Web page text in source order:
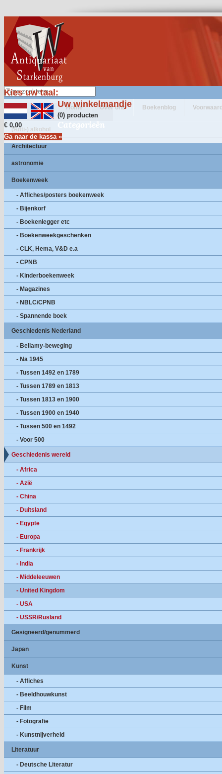
Kies uw taal:
Uw winkelmandje
(0) producten
€ 0,00
Ga naar de kassa »
Home Over ons Boekenblog
Categorieën
(Anti-) alkohol
Architectuur
astronomie
Boekenweek
- Affiches/posters boekenweek
- Bijenkorf
- Boekenlegger etc
- Boekenweekgeschenken
- CLK, Hema, V&D e.a
- CPNB
- Kinderboekenweek
- Magazines
- NBLC/CPNB
- Spannende boek
Geschiedenis Nederland
- Bellamy-beweging
- Na 1945
- Tussen 1492 en 1789
- Tussen 1789 en 1813
- Tussen 1813 en 1900
- Tussen 1900 en 1940
- Tussen 500 en 1492
- Voor 500
Geschiedenis wereld
- Africa
- Azië
- China
- Duitsland
- Egypte
- Europa
- Frankrijk
- India
- Middeleeuwen
- United Kingdom
- USA
- USSR/Rusland
Gesigneerd/genummerd
Japan
Kunst
- Affiches
- Beeldhouwkunst
- Film
- Fotografie
- Kunstnijverheid
Literatuur
- Deutsche Literatur